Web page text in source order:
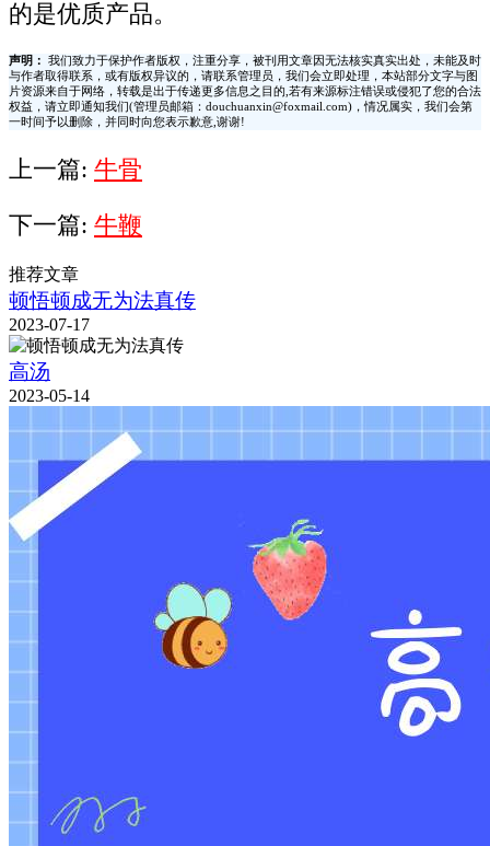
的是优质产品。
声明：
我们致力于保护作者版权，注重分享，被刊用文章因无法核实真实出处，未能及时
与作者取得联系，或有版权异议的，请联系管理员，我们会立即处理，本站部分文字与图
片资源来自于网络，转载是出于传递更多信息之目的,若有来源标注错误或侵犯了您的合法
权益，请立即通知我们(管理员邮箱：douchuanxin@foxmail.com)，情况属实，我们会第
一时间予以删除，并同时向您表示歉意,谢谢!
上一篇: 牛骨
下一篇: 牛鞭
推荐文章
顿悟顿成无为法真传
2023-07-17
高汤
2023-05-14